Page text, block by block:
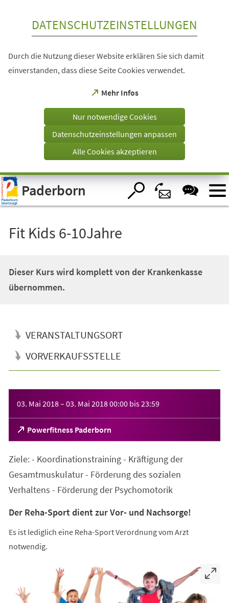
Visuelle
Assistenzsoftware
öffnen.
DATENSCHUTZEINSTELLUNGEN
Durch die Nutzung dieser Website erklären Sie sich damit
einverstanden, dass diese Seite Cookies verwendet.
Mehr Infos
(Öffnet
einem
Tab)
Nur notwendige Cookies
Datenschutzeinstellungen anpassen
Alle Cookies akzeptieren
Paderborn
Fit Kids 6-10Jahre
Dieser Kurs wird komplett von der Krankenkasse
übernommen.
VERANSTALTUNGSORT
VORVERKAUFSSTELLE
03. Mai 2018– 03. Mai 201800:00 bis23:59
Powerfitness Paderborn
(Öffnet
in
neuen
Ziele: - Koordinationstraining - Kräftigung der
Gesamtmuskulatur - Förderung des sozialen
Verhaltens - Förderung der Psychomotorik
Der Reha-Sport dient zur Vor- und Nachsorge!
Es ist lediglich eine Reha-Sport Verordnung vom Arzt
notwendig.